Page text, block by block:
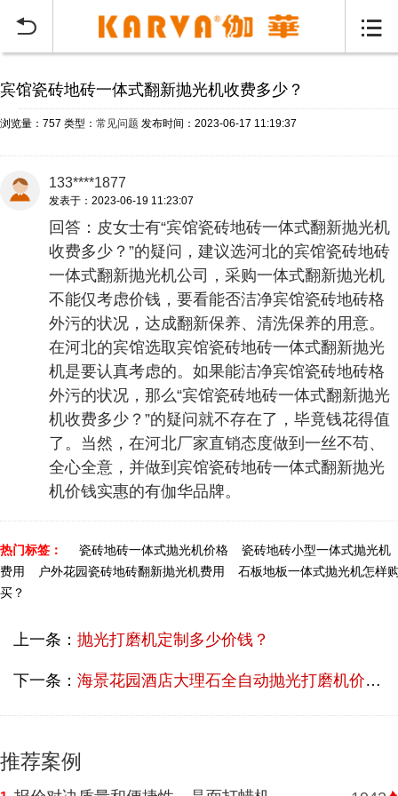
 
宾馆瓷砖地砖一体式翻新抛光机收费多少？
浏览量：757 类型： 常见问题 发布时间：2023-06-17 11:19:37
133****1877
发表于：2023-06-19 11:23:07
回答：皮女士有“宾馆瓷砖地砖一体式翻新抛光机
收费多少？”的疑问，建议选河北的宾馆瓷砖地砖
一体式翻新抛光机公司，采购一体式翻新抛光机
不能仅考虑价钱，要看能否洁净宾馆瓷砖地砖格
外污的状况，达成翻新保养、清洗保养的用意。
在河北的宾馆选取宾馆瓷砖地砖一体式翻新抛光
机是要认真考虑的。如果能洁净宾馆瓷砖地砖格
外污的状况，那么“宾馆瓷砖地砖一体式翻新抛光
机收费多少？”的疑问就不存在了，毕竟钱花得值
了。当然，在河北厂家直销态度做到一丝不苟、
全心全意，并做到宾馆瓷砖地砖一体式翻新抛光
机价钱实惠的有伽华品牌。
热门标签： 瓷砖地砖一体式抛光机价格
瓷砖地砖小型一体式抛光机
费用
户外花园瓷砖地砖翻新抛光机费用
石板地板一体式抛光机怎样
买？
上一条： 抛光打磨机定制多少价钱？
下一条： 海景花园酒店大理石全自动抛光打磨机价钱多少？
推荐案例